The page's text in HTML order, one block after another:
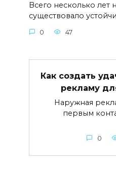
Всего несколько лет
существовало
0 47
Как создать
рекламу
Наружная
первым
0